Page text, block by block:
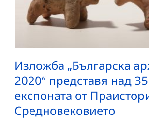
Изложба „Българска
2020“ представя над
експоната от
Средновековието